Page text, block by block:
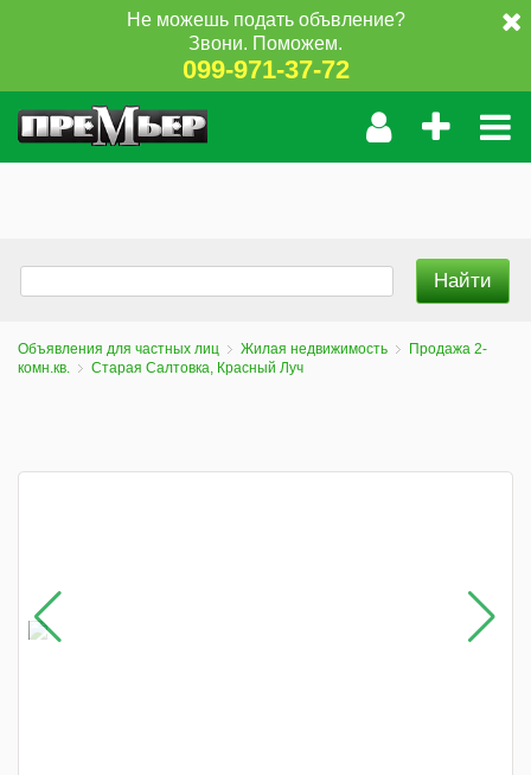
Не можешь подать объвление?
Звони. Поможем.
099-971-37-72
Объявления для частных лиц Жилая недвижимость
Продажа 2-
комн.кв.
Старая Салтовка, Красный Луч